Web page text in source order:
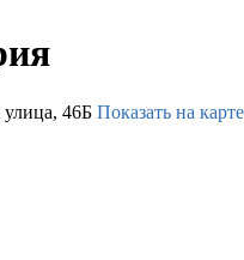
46Б Показать на карте